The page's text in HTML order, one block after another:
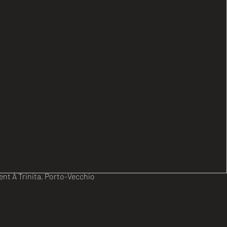
Porto-Vecchio